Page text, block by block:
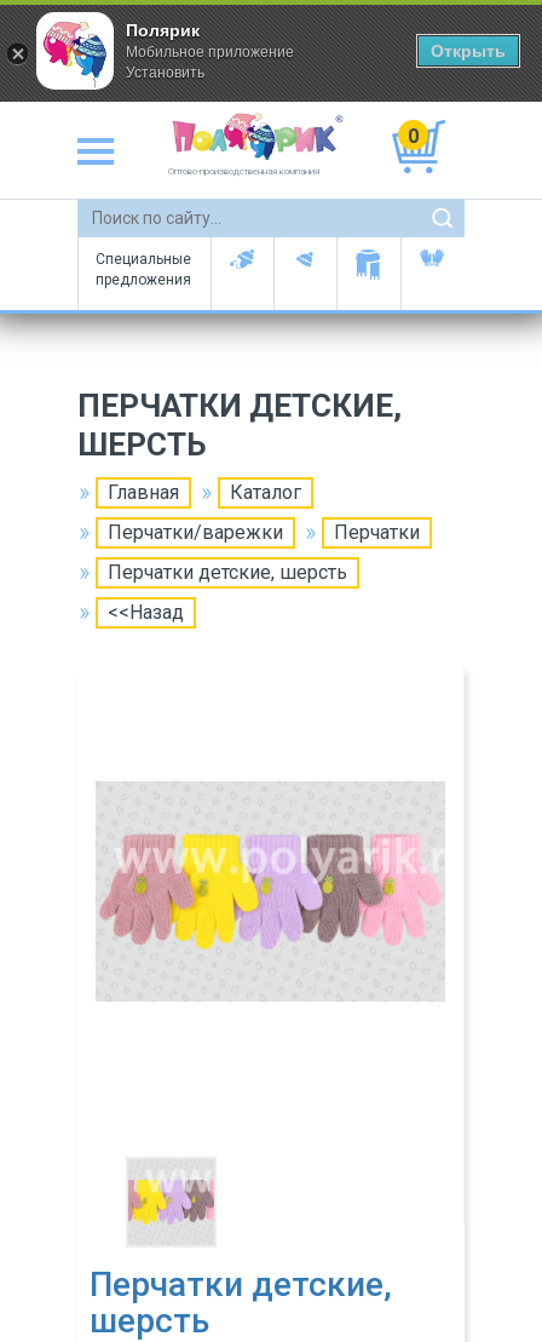
Оптово-производственная компания
0
Специальные
предложения
ПЕРЧАТКИ ДЕТСКИЕ,
ШЕРСТЬ
Главная
Каталог
Перчатки/варежки
Перчатки
Перчатки детские, шерсть
<<Назад
Перчатки детские,
шерсть
Полярик
Мобильное приложение
Установить
Открыть